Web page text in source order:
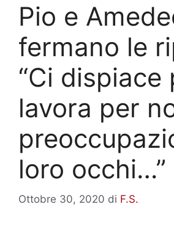
Pio e
fermano le
“Ci dispiace
lavora per
loro occhi…”
Ottobre 30, 2020 di F.S.